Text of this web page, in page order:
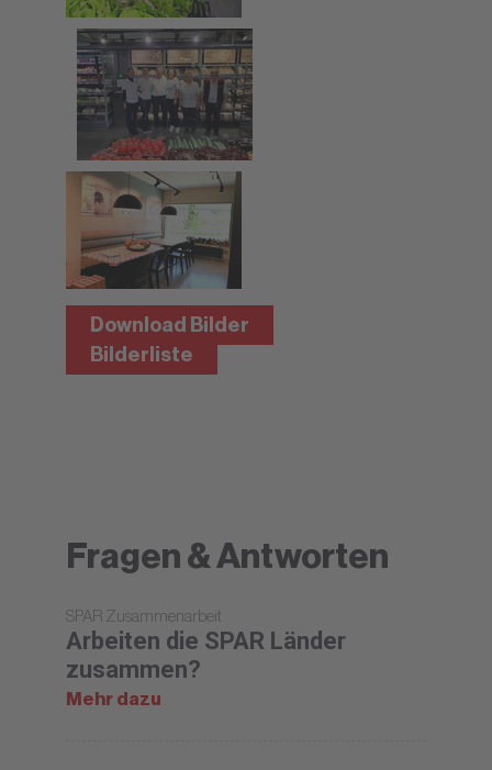
Download Bilder
Bilderliste
Fragen & Antworten
SPAR Zusammenarbeit
Arbeiten die SPAR Länder
zusammen?
Mehr dazu